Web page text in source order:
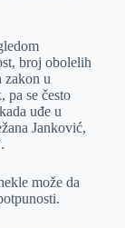
broj obolelih
zakon u
pa se često
uđe u
Janković,
može da